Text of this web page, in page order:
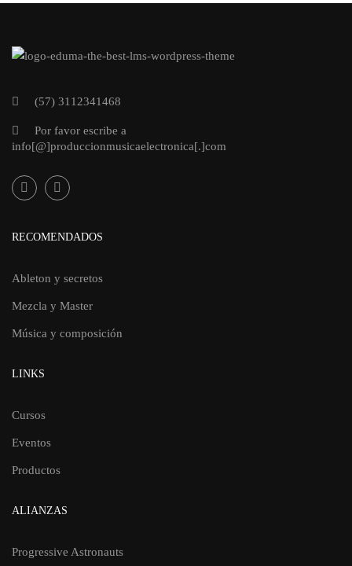
(57) 3112341468
Por favor escribe a
info[@]produccionmusicaelectronica[.]com
RECOMENDADOS
Ableton y secretos
Mezcla y Master
Música y composición
LINKS
Cursos
Eventos
Productos
ALIANZAS
Progressive Astronauts